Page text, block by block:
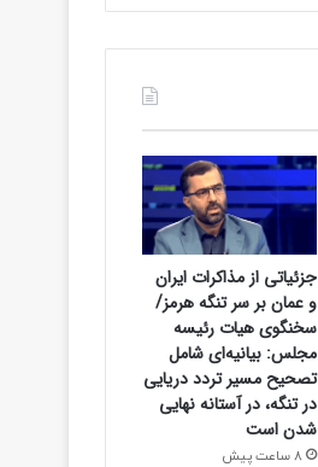
جزئیاتی از مذاکرات ایران
و عمان بر سر تنگه هرمز/
سخنگوی هیات رئیسه
مجلس: بیانیه‌ای شامل
تصحیح مسیر تردد دریایی
در تنگه، در آستانه نهایی
شدن است
8 ساعت پیش